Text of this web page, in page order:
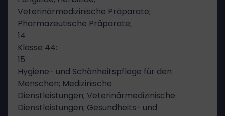
Veterinärmedizinische Präparate;
Pharmazeutische Präparate;
14
Klasse 44:
15
Hygiene- und Schönheitspflege für den
Menschen; Medizinische
Dienstleistungen; Veterinärmedizinische
Dienstleistungen; Gesundheits- und